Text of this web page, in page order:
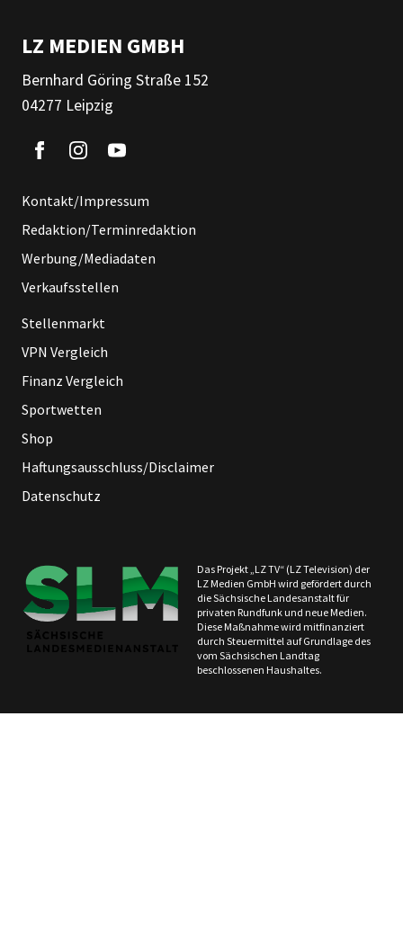
LZ MEDIEN GMBH
Bernhard Göring Straße 152
04277 Leipzig
Kontakt/Impressum
Redaktion/Terminredaktion
Werbung/Mediadaten
Verkaufsstellen
Stellenmarkt
VPN Vergleich
Finanz Vergleich
Sportwetten
Shop
Haftungsausschluss/Disclaimer
Datenschutz
Das Projekt „LZ TV“ (LZ Television) der
LZ Medien GmbH wird gefördert durch
die Sächsische Landesanstalt für
privaten Rundfunk und neue Medien.
Diese Maßnahme wird mitfinanziert
durch Steuermittel auf Grundlage des
vom Sächsischen Landtag
beschlossenen Haushaltes.